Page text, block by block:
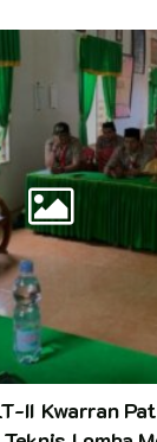
II Kwarran